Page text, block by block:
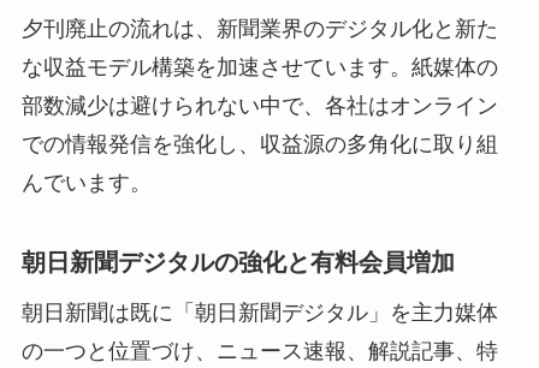
夕刊廃止の流れは、新聞業界のデジタル化と新た
な収益モデル構築を加速させています。紙媒体の
部数減少は避けられない中で、各社はオンライン
での情報発信を強化し、収益源の多角化に取り組
んでいます。
朝日新聞デジタルの強化と有料会員増加
朝日新聞は既に「朝日新聞デジタル」を主力媒体
の一つと位置づけ、ニュース速報、解説記事、特